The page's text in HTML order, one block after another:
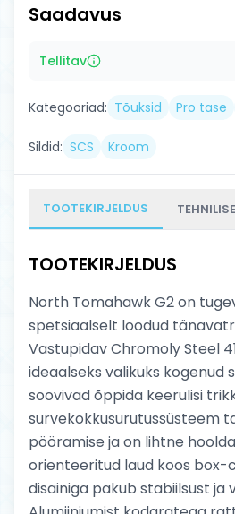
Saadavus
Tellitav
Kategooriad: Tõuksid Pro tase
Sildid: SCS Kroom
TOOTEKIRJELDUS
TOOTEKIRJELDUS
North Tomahawk G2 on
spetsiaalselt loodud
Vastupidav Chromoly Steel
ideaalseks valikuks kogenud
soovivad õppida keerulisi
survekokkusurutussüsteem
pööramise ja on lihtne
orienteeritud laud koos box-
disainiga pakub stabiilsust ja